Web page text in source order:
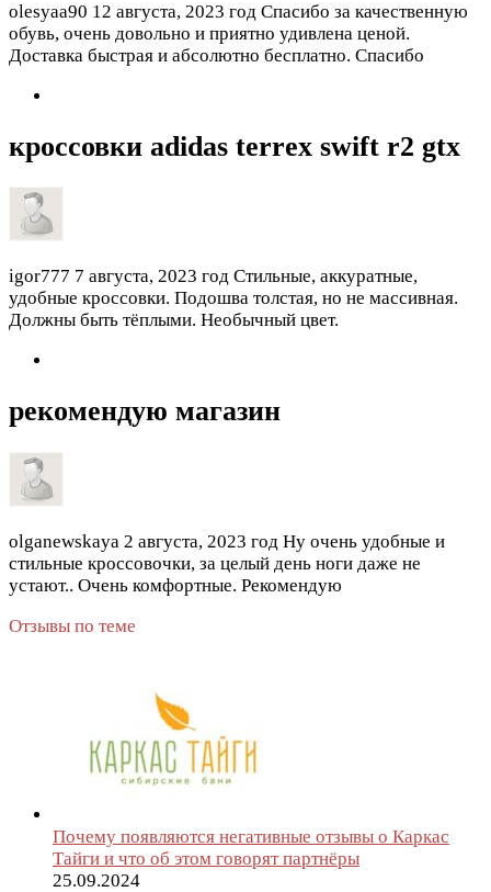
olesyaa90 12 августа, 2023 год Спасибо за качественную
обувь, очень довольно и приятно удивлена ценой.
Доставка быстрая и абсолютно бесплатно. Спасибо
кроссовки adidas terrex swift r2 gtx
igor777 7 августа, 2023 год Стильные, аккуратные,
удобные кроссовки. Подошва толстая, но не массивная.
Должны быть тёплыми. Необычный цвет.
рекомендую магазин
olganewskaya 2 августа, 2023 год Ну очень удобные и
стильные кроссовочки, за целый день ноги даже не
устают.. Очень комфортные. Рекомендую
Отзывы по теме
Почему появляются негативные отзывы о Каркас
Тайги и что об этом говорят партнёры
25.09.2024